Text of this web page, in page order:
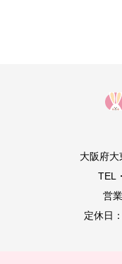
大阪府
TEL
営
定休日